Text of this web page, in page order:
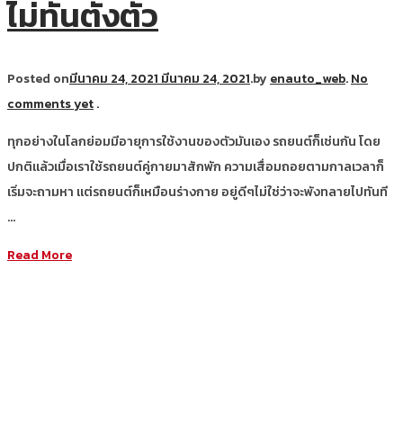
ไม่ทันตั้งตัว
Posted onมีนาคม 24, 2021 มีนาคม 24, 2021.by enauto_web.No
comments yet.
ทุกอย่างในโลกย่อมมีอายุการใช้งานของตัวมันเอง รถยนต์ก็เช่นกัน โดย
ปกติแล้วเมื่อเราใช้รถยนต์คู่กายมาสักพัก ความเสื่อมถอยตามกาลเวลาก็
เริ่มจะถามหา แต่รถยนต์ก็เหมือนร่างกาย อยู่ดีๆไม่ใช่ว่าจะพังทลายไปทันที
…
Read More